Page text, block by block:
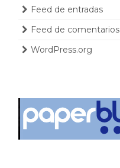
Feed de entradas
Feed de comentarios
WordPress.org